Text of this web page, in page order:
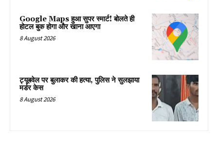
Google Maps हुआ सुपर स्मार्ट! बोलते ही
होटल बुक होगा और खाना आएगा
8 August 2026
ट्यूबवेल पर बुलाकर की हत्या, पुलिस ने सुलझाया
मर्डर केस
8 August 2026